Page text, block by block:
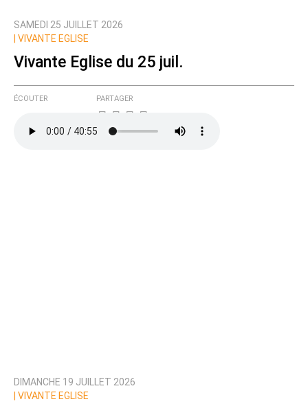
SAMEDI 25 JUILLET 2026
VIVANTE EGLISE
Vivante Eglise du 25 juil.
ÉCOUTER PARTAGER
DIMANCHE 19 JUILLET 2026
VIVANTE EGLISE